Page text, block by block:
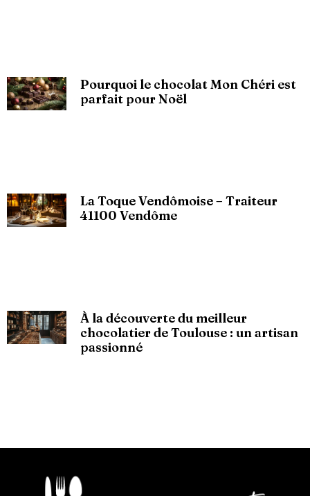
Pourquoi le chocolat Mon Chéri est
parfait pour Noël
La Toque Vendômoise – Traiteur
41100 Vendôme
À la découverte du meilleur
chocolatier de Toulouse : un artisan
passionné